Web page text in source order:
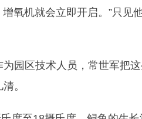
氧机就会立即开启。”只见
园区技术人员，常世军把
。